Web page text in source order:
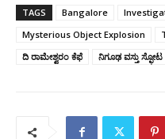
TAGS Bangalore
Mysterious Object Explosion
ದಿ ರಾಮೇಶ್ವರಂ ಕೆಫೆ
ನಿಗೂಢ ವಸ್ತು ಸ್ಫೋಟ